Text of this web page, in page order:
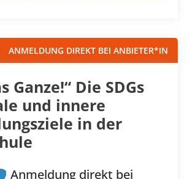
ANMELDUNG DIREKT BEI ANBIETER*IN
Ganze!“ Die SDGs
und innere
in der
Anmeldung direkt bei